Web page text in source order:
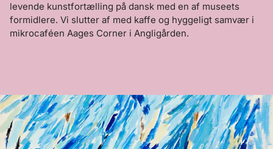
levende kunstfortælling på dansk med en af museets
formidlere. Vi slutter af med kaffe og hyggeligt samvær i
mikrocaféen Aages Corner i Angligården.